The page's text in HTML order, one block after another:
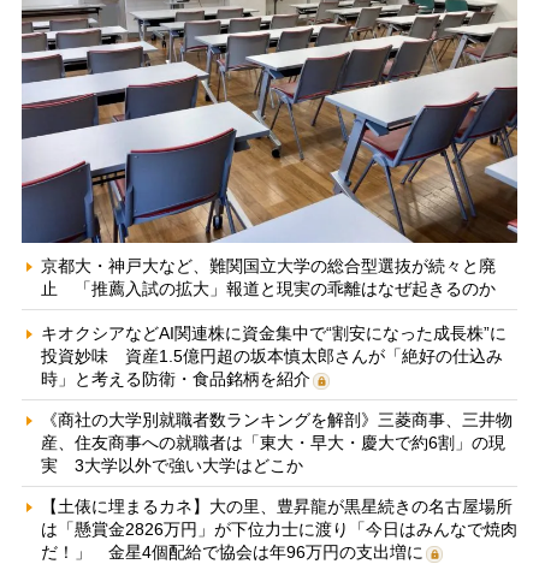
京都大・神戸大など、難関国立大学の総合型選抜が続々と廃
止 「推薦入試の拡大」報道と現実の乖離はなぜ起きるのか
キオクシアなどAI関連株に資金集中で“割安になった成長株”に
投資妙味 資産1.5億円超の坂本慎太郎さんが「絶好の仕込み
時」と考える防衛・食品銘柄を紹介
《商社の大学別就職者数ランキングを解剖》三菱商事、三井物
産、住友商事への就職者は「東大・早大・慶大で約6割」の現
実 3大学以外で強い大学はどこか
【土俵に埋まるカネ】大の里、豊昇龍が黒星続きの名古屋場所
は「懸賞金2826万円」が下位力士に渡り「今日はみんなで焼肉
だ！」 金星4個配給で協会は年96万円の支出増に